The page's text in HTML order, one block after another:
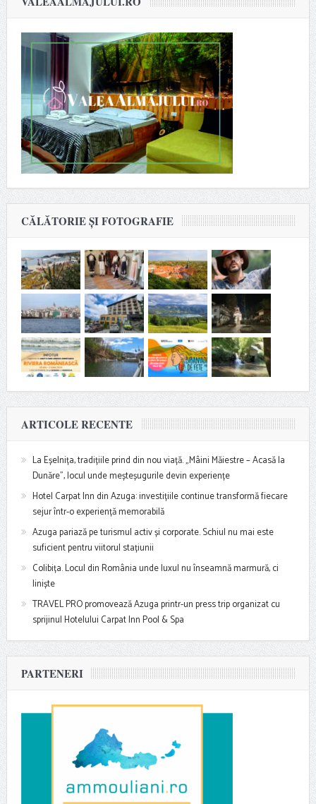
CĂLĂTORIE ȘI FOTOGRAFIE
ARTICOLE RECENTE
La Eșelnița, tradițiile prind din nou viață. „Mâini Măiestre – Acasă la
Dunăre”, locul unde meșteșugurile devin experiențe
Hotel Carpat Inn din Azuga: investițiile continue transformă fiecare
sejur într-o experiență memorabilă
Azuga pariază pe turismul activ și corporate. Schiul nu mai este
suficient pentru viitorul stațiunii
Colibița. Locul din România unde luxul nu înseamnă marmură, ci
liniște
TRAVEL PRO promovează Azuga printr-un press trip organizat cu
sprijinul Hotelului Carpat Inn Pool & Spa
PARTENERI